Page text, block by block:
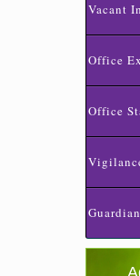
Vacant
Office
Office